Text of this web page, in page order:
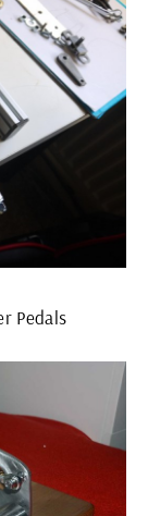
Pedals